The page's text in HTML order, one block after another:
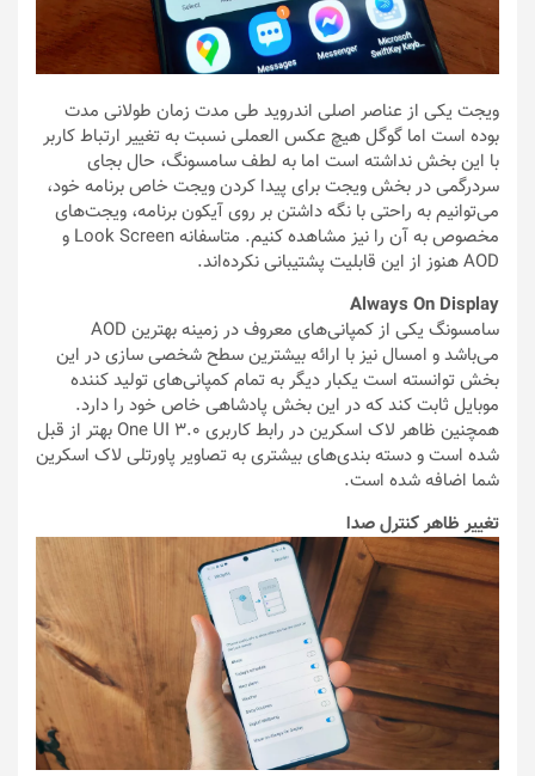
ویجت یکی از عناصر اصلی اندروید طی مدت زمان طولانی مدت
بوده است اما گوگل هیچ عکس العملی نسبت به تغییر ارتباط کاربر
با این بخش نداشته است اما به لطف سامسونگ، حال بجای
سردرگمی در بخش ویجت برای پیدا کردن ویجت خاص برنامه خود،
می‌توانیم به راحتی با نگه داشتن بر روی آیکون برنامه، ویجت‌های
مخصوص به آن را نیز مشاهده کنیم. متاسفانه Look Screen و
AOD هنوز از این قابلیت پشتیبانی نکرده‌اند.
Always On Display
سامسونگ یکی از کمپانی‌های معروف در زمینه بهترین AOD
می‌باشد و امسال نیز با ارائه بیشترین سطح شخصی سازی در این
بخش توانسته است یکبار دیگر به تمام کمپانی‌های تولید کننده
موبایل ثابت کند که در این بخش پادشاهی خاص خود را دارد.
همچنین ظاهر لاک اسکرین در رابط کاربری One UI 3.0 بهتر از قبل
شده است و دسته بندی‌های بیشتری به تصاویر پاورتلی لاک اسکرین
شما اضافه شده است.
تغییر ظاهر کنترل صدا